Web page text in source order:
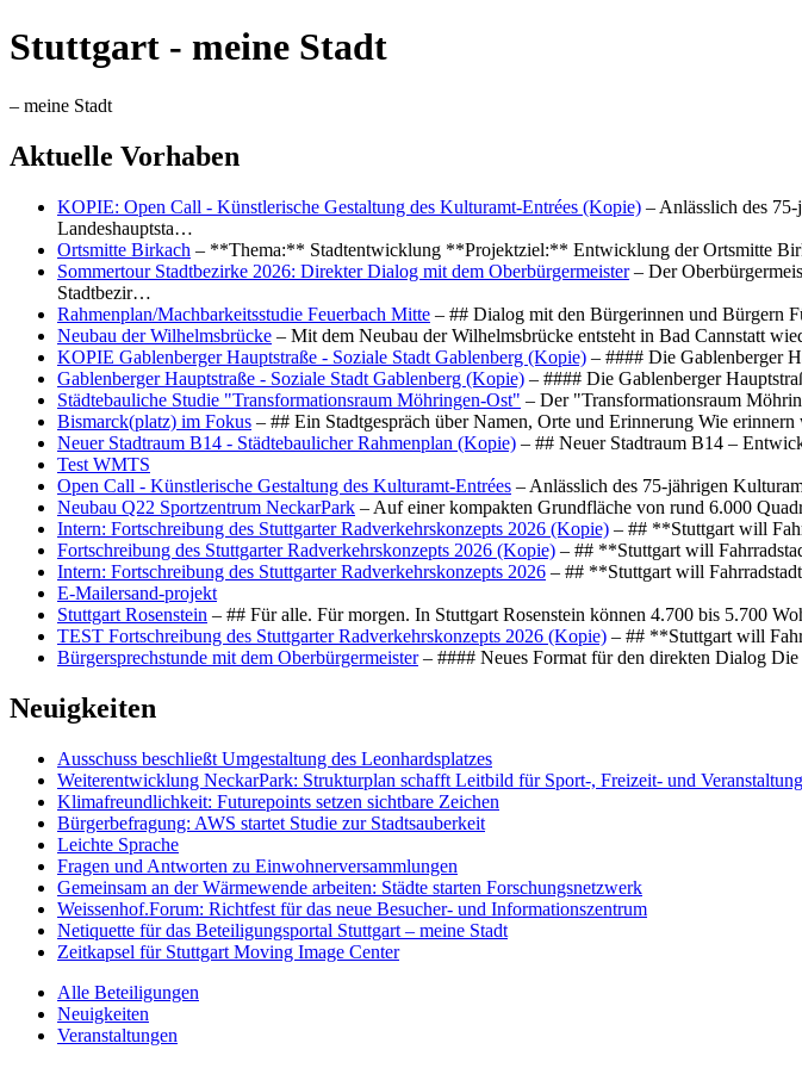
Stuttgart - meine Stadt
– meine Stadt
Aktuelle Vorhaben
KOPIE: Open Call - Künstlerische Gestaltung des Kulturamt-Entrées (Kopie) – Anlässlich des
Landeshauptsta…
Ortsmitte Birkach – **Thema:** Stadtentwicklung **Projektziel:** Entwicklung der Ortsmitte
Sommertour Stadtbezirke 2026: Direkter Dialog mit dem Oberbürgermeister– Der
Stadtbezir…
Rahmenplan/Machbarkeitsstudie Feuerbach Mitte – ## Dialog mit den Bürgerinnen und Bürgern
Neubau der Wilhelmsbrücke – Mit dem Neubau der Wilhelmsbrücke entsteht in Bad Cannstatt
KOPIE Gablenberger Hauptstraße - Soziale Stadt Gablenberg (Kopie) – #### Die Gablenberger
Gablenberger Hauptstraße - Soziale Stadt Gablenberg (Kopie) – #### Die Gablenberger
Städtebauliche Studie "Transformationsraum Möhringen-Ost" – Der "Transformationsraum
Bismarck(platz) im Fokus – ## Ein Stadtgespräch über Namen, Orte und Erinnerung Wie
Neuer Stadtraum B14 - Städtebaulicher Rahmenplan (Kopie) – ## Neuer Stadtraum B14 –
Test WMTS
Open Call - Künstlerische Gestaltung des Kulturamt-Entrées – Anlässlich des 75-jährigen
Neubau Q22 Sportzentrum NeckarPark – Auf einer kompakten Grundfläche von rund 6.000
Intern: Fortschreibung des Stuttgarter Radverkehrskonzepts 2026 (Kopie) – ## **Stuttgart will
Fortschreibung des Stuttgarter Radverkehrskonzepts 2026 (Kopie) – ## **Stuttgart will
Intern: Fortschreibung des Stuttgarter Radverkehrskonzepts 2026 – ## **Stuttgart will
E-Mailersand-projekt
Stuttgart Rosenstein – ## Für alle. Für morgen. In Stuttgart Rosenstein können 4.700 bis 5.700
TEST Fortschreibung des Stuttgarter Radverkehrskonzepts 2026 (Kopie) – ## **Stuttgart will
Bürgersprechstunde mit dem Oberbürgermeister– #### Neues Format für den direkten Dialog
Neuigkeiten
Ausschuss beschließt Umgestaltung des Leonhards­platzes
Weiterentwicklung NeckarPark: Strukturplan schafft Leitbild für Sport-, Freizeit- und
Klimafreundlichkeit: Futurepoints setzen sichtbare Zeichen
Bürgerbefragung: AWS startet Studie zur Stadtsauberkeit
Leichte Sprache
Fragen und Antworten zu Einwohnerversammlungen
Gemeinsam an der Wärmewende arbeiten: Städte starten Forschungsnetzwerk
Weissenhof.Forum: Richtfest für das neue Besucher- und Informationszentrum
Netiquette für das Beteiligungsportal Stuttgart – meine Stadt
Zeitkapsel für Stuttgart Moving Image Center
Alle Beteiligungen
Neuigkeiten
Veranstaltungen